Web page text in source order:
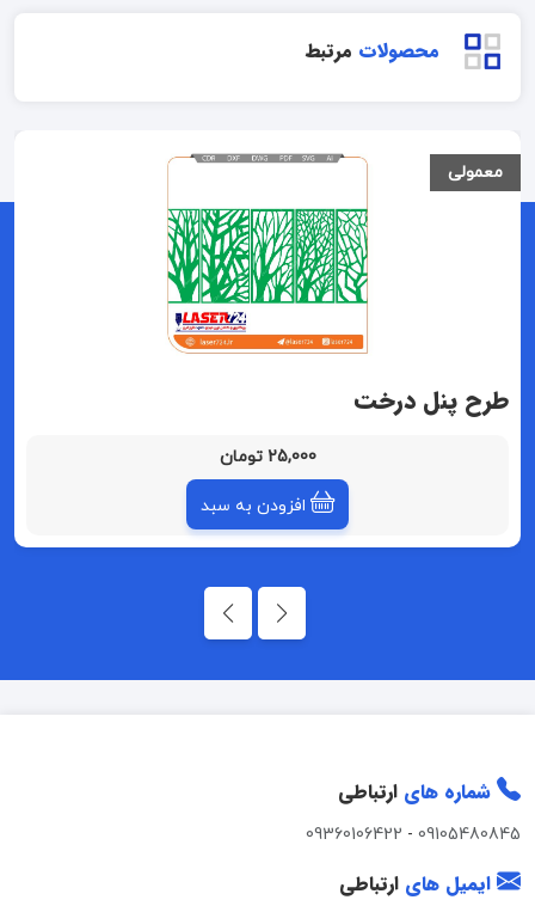
محصولات مرتبط
معمولی
طرح پنل درخت
25,000 تومان
افزودن به سبد
شماره های ارتباطی
09105480845
-
09360106422
ایمیل های ارتباطی